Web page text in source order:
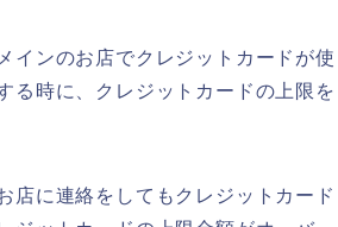
インのお店でクレジットカードが使
る時に、クレジットカードの上限を
店に連絡をしてもクレジットカード